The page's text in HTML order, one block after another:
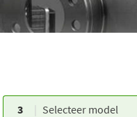
3 Selecteer model